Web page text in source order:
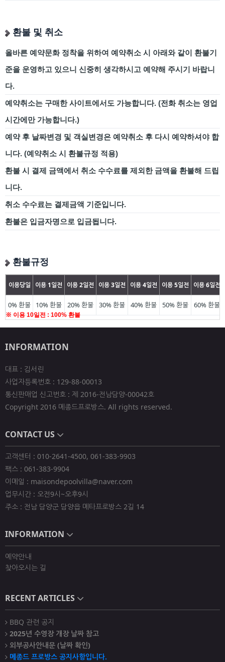
환불 및 취소
올바른 예약문화 정착을 위하여 예약취소 시 아래와 같이 환불기
준을 운영하고 있으니 신중히 생각하시고 예약해 주시기 바랍니
다.
예약취소는 구매한 사이트에서도 가능합니다. (전화 취소는 영업
시간에만 가능합니다.)
예약 후 날짜변경 및 객실변경은 예약취소 후 다시 예약하셔야 합
니다. (예약취소 시 환불규정 적용)
환불 시 결제 금액에서 취소 수수료를 제외한 금액을 환불해 드립
니다.
취소 수수료는 결제금액 기준입니다.
환불은 입금자명으로 입금됩니다.
환불규정
이용당일 이용 1일전 이용 2일전 이용 3일전 이용 4일전 이용 5일전 이용 6일전
0% 환불 10% 환불 20% 환불 30% 환불 40% 환불 50% 환불 60% 환불
※ 이용 10일전 : 100% 환불
INFORMATION
대표 : 김서린
사업자등록번호 : 129-88-00013
통신판매업 신고번호 : 제 2016-전남담양-00042호
Copyright 2016 메종드프로방스. All rights reserved.
CONTACT US
고객센터 : 010-2641-4500, 061-383-9903
팩스 : 061-383-9904
이메일 : maisondepoolvilla@naver.com
업무시간 : 오전9시~오후9시
주소 : 전남 담양군 담양읍 메타프로방스 2길 14
INFORMATION
예약안내
찾아오시는 길
RECENT ARTICLES
BBQ 관련 공지
2025년 수영장 개장 날짜 참고
외부공사안내문 (날짜 확인)
메종드 프로방스 공지사항입니다.